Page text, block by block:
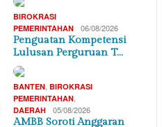
BIROKRASI
PEMERINTAHAN
06/08/2026
Penguatan Kompetensi
Lulusan Perguruan T…
BANTEN BIROKRASI
PEMERINTAHAN
DAERAH 05/08/2026
AMBB Soroti Anggaran